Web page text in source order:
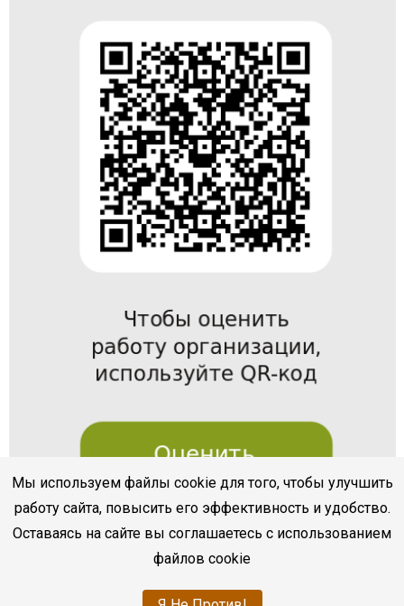
Мы используем файлы cookie для того, чтобы улучшить
работу сайта, повысить его эффективность и удобство.
Оставаясь на сайте вы соглашаетесь с использованием
файлов cookie